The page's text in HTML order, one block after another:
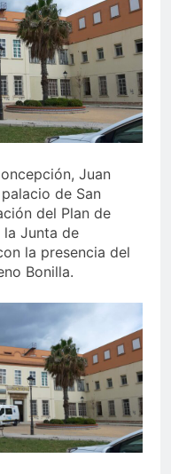
con éxito
y el
del
Gibraltar renuevan
de colaboración
para
la feria. Ojo si vas
despide por todo
José,
y música
Juan
de San
del Plan de
la Junta de
la presencia del
Bonilla.